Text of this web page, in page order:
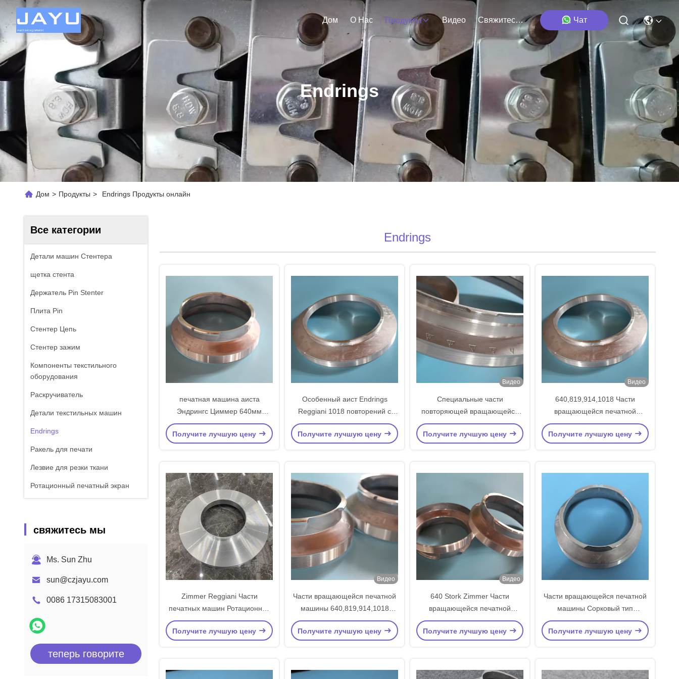
Дом О Нас Продукты Видео Свяжитесь Мы Чат
Endrings
Дом > Продукты > Endrings Продукты онлайн
Все категории
Детали машин Стентера
щетка стента
Держатель Pin Stenter
Плита Pin
Стентер Цепь
Стентер зажим
Компоненты текстильного
оборудования
Раскручиватель
Детали текстильных машин
Endrings
Ракель для печати
Лезвие для резки ткани
Ротационный печатный экран
свяжитесь мы
Ms. Sun Zhu
sun@czjayu.com
0086 17315083001
теперь говорите
Endrings
печатная машина аиста
Эндрингс Циммер 640мм
роторная разделяет 725 820
914
Получите лучшую цену
Особенный аист Endrings
Reggiani 1018 повторений с
экраном размера 1280
повторений
Получите лучшую цену
Видео
Специальные части
повторяющей вращающейся
печатной машины
Получите лучшую цену
Видео
640,819,914,1018 Части
вращающейся печатной
машины на заказ
Окончательные кольца
Получите лучшую цену
Zimmer Reggiani Части
печатных машин Ротационная
печать Окончание
Специальный стандарт 1018
Получите лучшую цену
Видео
Части вращающейся печатной
машины 640,819,914,1018
Повторяющийся размер Олень
Стандартные вращающиеся
Получите лучшую цену
Видео
640 Stork Zimmer Части
вращающейся печатной
машины с концом 3 фута
Стандартный размер
Получите лучшую цену
Части вращающейся печатной
машины Сорковый тип
Окончательные кольца
640/725/819 Повторять
Получите лучшую цену